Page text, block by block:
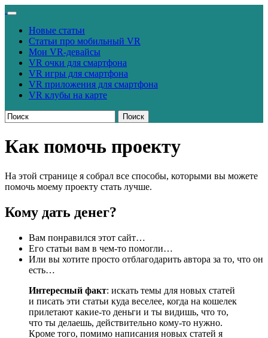
Новые статьи
Статьи про мобильный VR
Мои VR-девайсы
VR очки для смартфона
VR игры для смартфона
VR приложения для смартфона
VR клубы на карте
Поиск
Как помочь проекту
На этой странице я собрал все способы, которыми вы можете
помочь моему проекту стать лучше.
Кому дать денег?
Вам понравился этот сайт…
Его статьи вам в чем-то помогли…
Или вы хотите просто отблагодарить автора за то, что он
есть…
Интересный факт: искать темы для новых статей
и писать эти статьи куда веселее, когда на кошелек
прилетают какие-то деньги и ты видишь, что то,
что ты делаешь, действительно кому-то нужно.
Кроме того, помимо написания новых статей я